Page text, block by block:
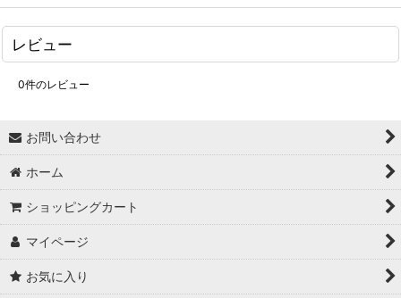
レビュー
0件のレビュー
お問い合わせ
ホーム
ショッピングカート
マイページ
お気に入り